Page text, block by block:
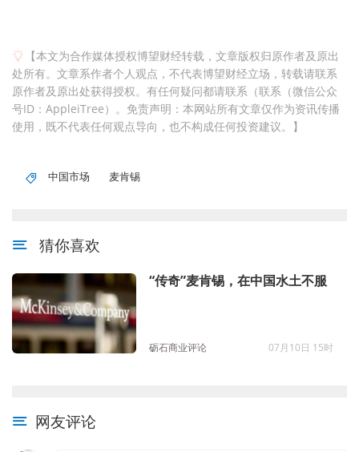
【本文为合作媒体授权博望财经转载，文章版权归原作者及原出
处所有。文章系作者个人观点，不代表博望财经立场，转载请联系
原作者及原出处获得授权。有任何疑问都请联系（联系（微信公众
号ID：AppleiTree）。免责声明：本网站所有文章仅作为资讯传播
使用，既不代表任何观点导向，也不构成任何投资建议。】
中国市场 麦肯锡
猜你喜欢
“传奇”麦肯锡，在中国水土不服
砺石商业评论 07月10日 15时
网友评论